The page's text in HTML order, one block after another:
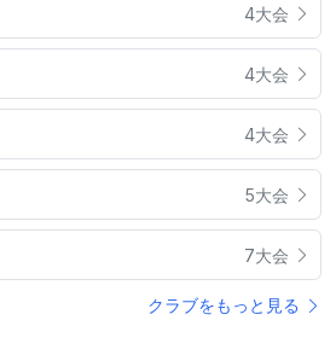
4大会
4大会
4大会
5大会
7大会
クラブをもっと見る